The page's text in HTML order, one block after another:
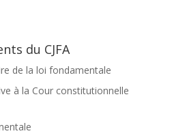
du CJFA
de la loi fondamentale
à la Cour constitutionnelle